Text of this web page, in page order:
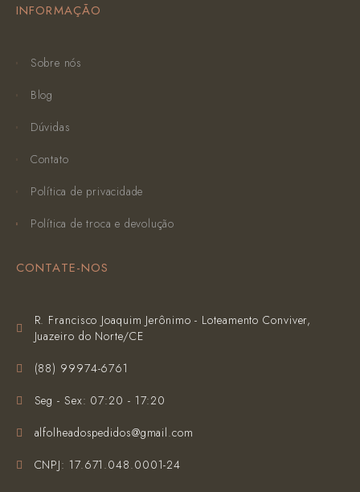
INFORMAÇÃO
Sobre nós
Blog
Dúvidas
Contato
Política de privacidade
Política de troca e devolução
CONTATE-NOS
R. Francisco Joaquim Jerônimo - Loteamento Conviver,
Juazeiro do Norte/CE
(‪88) 99974-6761‬
Seg - Sex: 07:20 - 17:20
alfolheadospedidos@gmail.com
CNPJ: 17.671.048.0001-24